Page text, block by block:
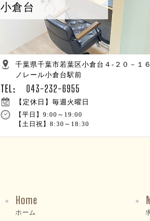
小倉台
千葉県千葉市若葉区小倉台４-２０－１
ノレール小倉台駅前
TEL: 043-232-6955
【定休日】毎週火曜日
【平日】9:00～19:00
【土日祝】8:30～18:30
Home
ホーム